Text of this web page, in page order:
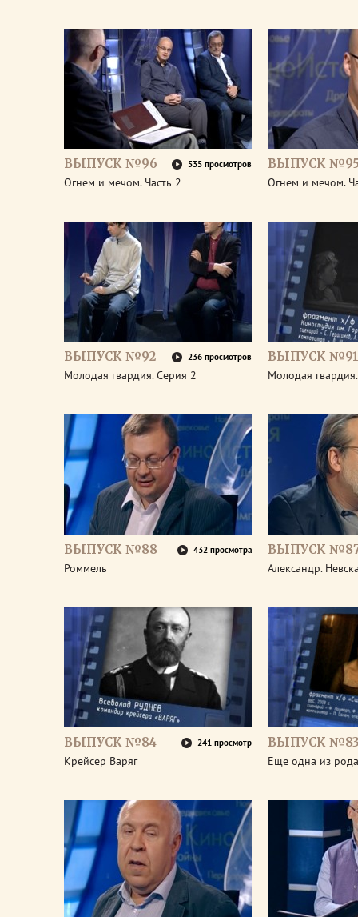
ВЫПУСК №96 535 просмотров
Огнем и мечом. Часть 2
ВЫПУСК
Огнем и мечом.
ВЫПУСК №92 236 просмотров
Молодая гвардия. Серия 2
ВЫПУСК №91
Молодая
ВЫПУСК №88 432 просмотра
Роммель
ВЫПУСК
Александр.
ВЫПУСК №84 241 просмотр
Крейсер Варяг
ВЫПУСК
Еще одна из